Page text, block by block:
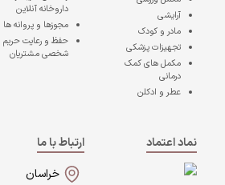
آرایشی
مادر و کودک
تجهیزات پزشکی
مکمل های کمک
درمانی
عطر و ادکلن
داروخانه آنلاین
مجوزها و پروانه ها
حفظ و رعایت حریم
شخصی مشتریان
نماد اعتماد
ارتباط با ما
خراسان